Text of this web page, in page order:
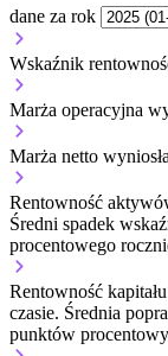
dane za rok
Wskaźnik
Marża operacyjna
Marża netto
Rentowność
Średni spadek
procentowego
Rentowność
czasie. Średnia
punktów